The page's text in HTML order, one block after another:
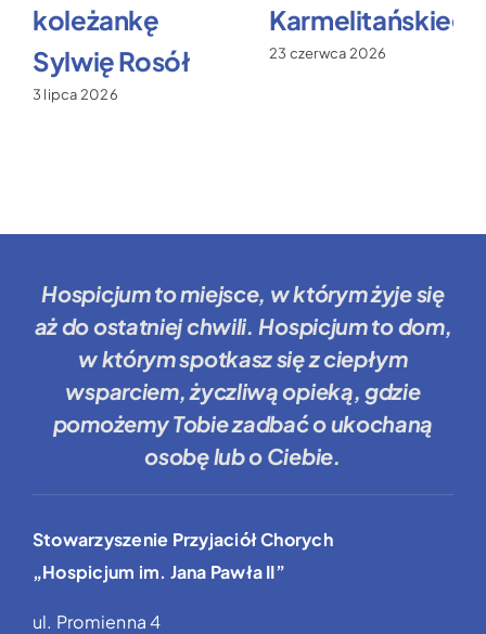
koleżankę
Sylwię Rosół
3 lipca 2026
Karmelitańskiego
23 czerwca 2026
Hospicjum to miejsce, w którym żyje się
aż do ostatniej chwili. Hospicjum to dom,
w którym spotkasz się z ciepłym
wsparciem, życzliwą opieką, gdzie
pomożemy Tobiezadbać o ukochaną
osobę lub o Ciebie.
Stowarzyszenie Przyjaciół Chorych
„Hospicjum im. Jana Pawła II”
ul. Promienna 4